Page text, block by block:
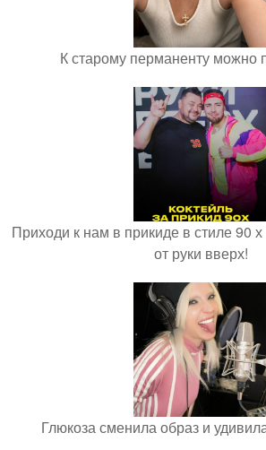
К старому перманенту можно
Приходи к нам в прикиде в стиле 90
от руки вверх!
Глюкоза сменила образ и